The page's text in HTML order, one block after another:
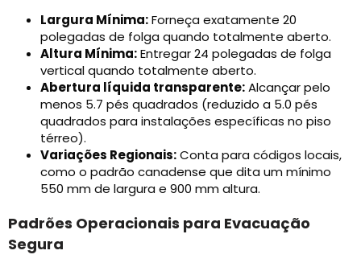
Largura Mínima:Forneça exatamente 20
polegadas de folga quando totalmente aberto.
Altura Mínima:Entregar 24 polegadas de folga
vertical quando totalmente aberto.
Abertura líquida transparente:Alcançar pelo
menos 5.7 pés quadrados (reduzido a 5.0 pés
quadrados para instalações específicas no piso
térreo).
Variações Regionais:Conta para códigos locais,
como o padrão canadense que dita um mínimo
550 mm de largura e 900 mm altura.
Padrões Operacionais para Evacuação
Segura